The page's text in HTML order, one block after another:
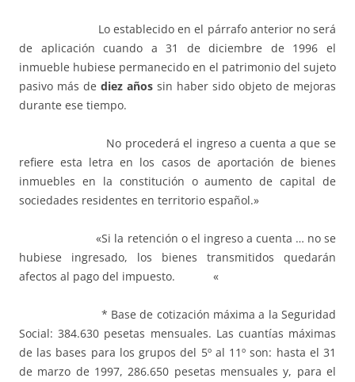
Lo establecido en el párrafo anterior no será
de aplicación cuando a 31 de diciembre de 1996 el
inmueble hubiese permanecido en el patrimonio del sujeto
pasivo más de diez años sin haber sido objeto de mejoras
durante ese tiempo.
No procederá el ingreso a cuenta a que se
refiere esta letra en los casos de aportación de bienes
inmuebles en la constitución o aumento de capital de
sociedades residentes en territorio español.»
«Si la retención o el ingreso a cuenta … no se
hubiese ingresado, los bienes transmitidos quedarán
afectos al pago del impuesto. «
* Base de cotización máxima a la Seguridad
Social: 384.630 pesetas mensuales. Las cuantías máximas
de las bases para los grupos del 5º al 11º son: hasta el 31
de marzo de 1997, 286.650 pesetas mensuales y, para el